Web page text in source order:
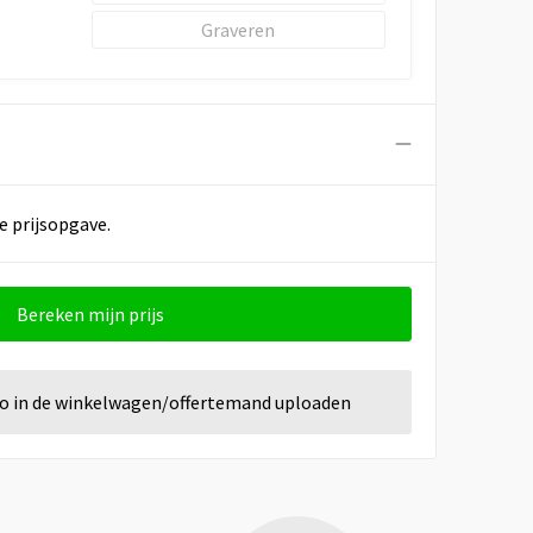
Graveren
prijsopgave.
Bereken mijn prijs
in de winkelwagen/offertemand uploaden